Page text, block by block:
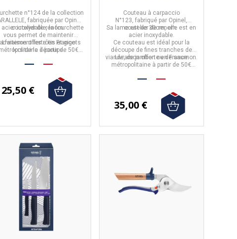
n°124 de la collection
fabriquée par Opinel,
coutelier de renom.
acier inoxydable, la fourchette
vous permet de maintenir
les rôtis et gigots
lors de la découpe.
Livraison offerte en France
à partir de 50€
25,50 €
Couteau à carpaccio
N°123, fabriqué par Opinel,
coutelier de renom.
Sa lame est de30cm,elle est en
acier inoxydable.
Ce couteau est idéal pour la
découpe de fines tranches de
viande, de jambon ou de saumon.
Livraison offerte en France
métropolitaine à partir de 50€
35,00 €